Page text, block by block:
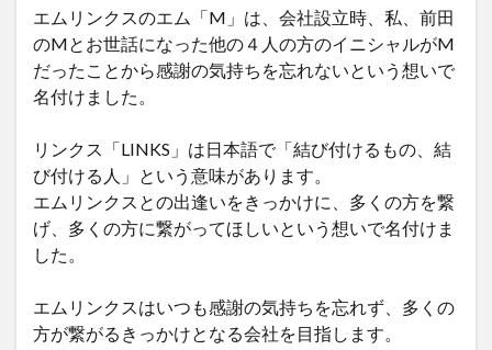
エムリンクスのエム「M」は、会社設立時、私、前田
のMとお世話になった他の４人の方のイニシャルがM
だったことから感謝の気持ちを忘れないという想いで
名付けました。
リンクス「LINKS」は日本語で「結び付けるもの、結
び付ける人」という意味があります。
エムリンクスとの出逢いをきっかけに、多くの方を繋
げ、多くの方に繋がってほしいという想いで名付けま
した。
エムリンクスはいつも感謝の気持ちを忘れず、多くの
方が繋がるきっかけとなる会社を目指します。